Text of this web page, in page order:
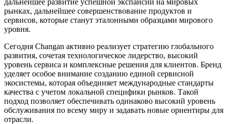
рынках, дальнейшее совершенствование продуктов и
сервисов, которые станут эталонными образцами мирового
уровня.
Сегодня Changan активно реализует стратегию глобального
развития, сочетая технологическое лидерство, высокий
уровень сервиса и комплексные решения для клиентов. Бренд
уделяет особое внимание созданию единой сервисной
экосистемы, которая объединяет международные стандарты
качества с учетом локальной специфики рынков. Такой
подход позволяет обеспечивать одинаково высокий уровень
обслуживания по всему миру и задавать новые ориентиры для
отрасли.